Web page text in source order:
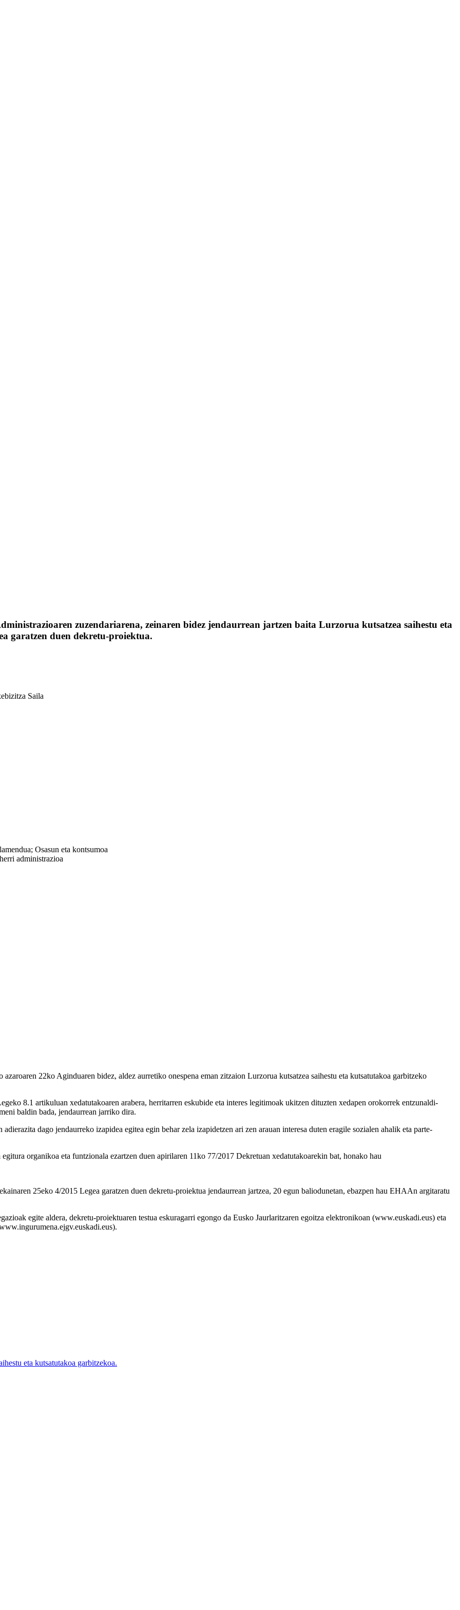
zuzendariarena, zeinaren bidez jendaurrean jartzen baita Lurzorua kutsatzea saihestu eta
garatzen duen dekretu-proiektua.
Saila
Osasun eta kontsumoa
administrazioa
22ko Aginduaren bidez, aldez aurretiko onespena eman zitzaion Lurzorua kutsatzea saihestu eta kutsatutakoa garbitzeko
8.1 artikuluan xedatutakoaren arabera, herritarren eskubide eta interes legitimoak ukitzen dituzten xedapen orokorrek entzunaldi-
baldin bada, jendaurrean jarriko dira.
dago jendaurreko izapidea egitea egin behar zela izapidetzen ari zen arauan interesa duten eragile sozialen ahalik eta parte-
organikoa eta funtzionala ezartzen duen apirilaren 11ko 77/2017 Dekretuan xedatutakoarekin bat, honako hau
25eko 4/2015 Legea garatzen duen dekretu-proiektua jendaurrean jartzea, 20 egun baliodunetan, ebazpen hau EHAAn argitaratu
egite aldera, dekretu-proiektuaren testua eskuragarri egongo da Eusko Jaurlaritzaren egoitza elektronikoan (www.euskadi.eus) eta
eta kutsatutakoa garbitzekoa.